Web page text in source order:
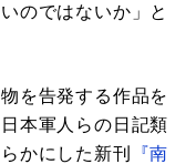
のではないか」と
を告発する作品を
本軍人らの日記類
かにした新刊
『南